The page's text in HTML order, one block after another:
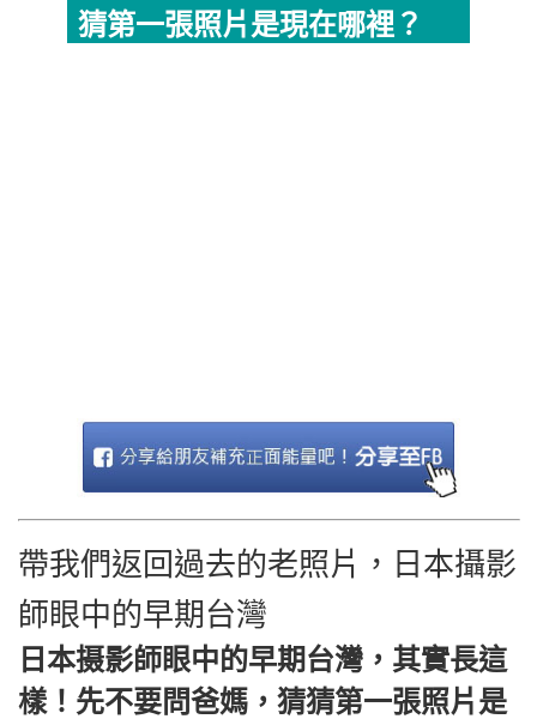
猜第一張照片是現在哪裡？
帶我們返回過去的老照片，日本攝影
師眼中的早期台灣
日本摄影師眼中的早期台灣，其實長這
樣！先不要問爸媽，猜猜第一張照片是